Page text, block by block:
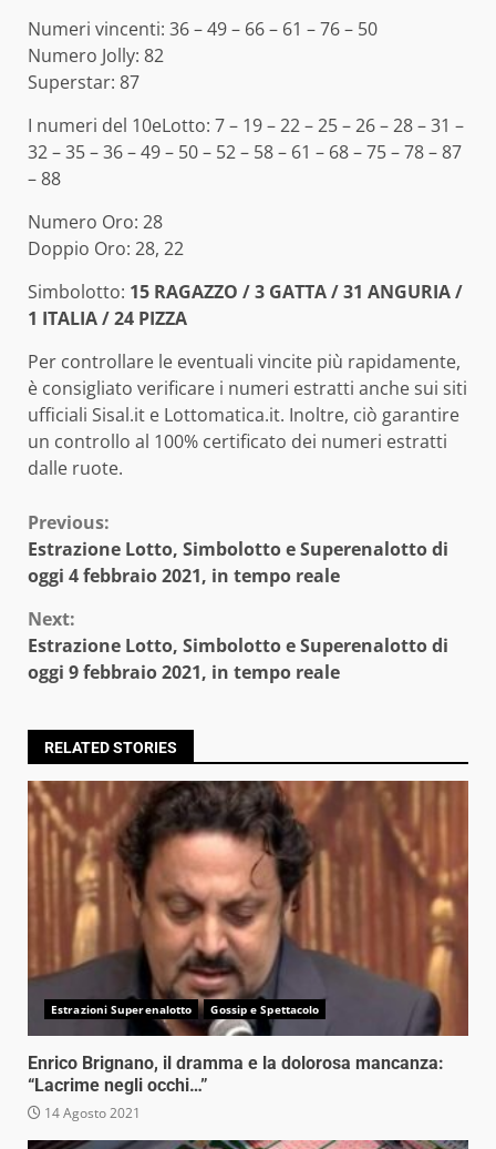
Numeri vincenti: 36 – 49 – 66 – 61 – 76 – 50
Numero Jolly: 82
Superstar: 87
I numeri del 10eLotto: 7 – 19 – 22 – 25 – 26 – 28 – 31 –
32 – 35 – 36 – 49 – 50 – 52 – 58 – 61 – 68 – 75 – 78 – 87
– 88
Numero Oro: 28
Doppio Oro: 28, 22
Simbolotto: 15 RAGAZZO / 3 GATTA / 31 ANGURIA /
1 ITALIA / 24 PIZZA
Per controllare le eventuali vincite più rapidamente,
è consigliato verificare i numeri estratti anche sui siti
ufficiali Sisal.it e Lottomatica.it. Inoltre, ciò garantire
un controllo al 100% certificato dei numeri estratti
dalle ruote.
Continue
Reading
Previous:
Estrazione Lotto, Simbolotto e Superenalotto di
oggi 4 febbraio 2021, in tempo reale
Next:
Estrazione Lotto, Simbolotto e Superenalotto di
oggi 9 febbraio 2021, in tempo reale
RELATED STORIES
Estrazioni Superenalotto Gossip e Spettacolo
Enrico Brignano, il dramma e la dolorosa mancanza:
“Lacrime negli occhi…”
14 Agosto 2021